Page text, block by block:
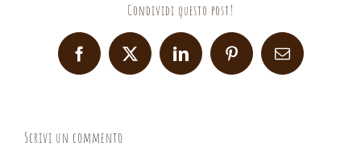
Condividi questo post!
Facebook
X LinkedInPinterestEmail
Scrivi un commento